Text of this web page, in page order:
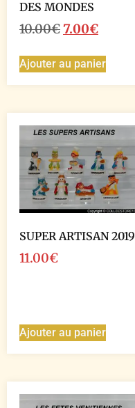
DES MONDES
10.00€7.00€
Ajouter au panier
SUPER ARTISAN 2019
11.00€
Ajouter au panier